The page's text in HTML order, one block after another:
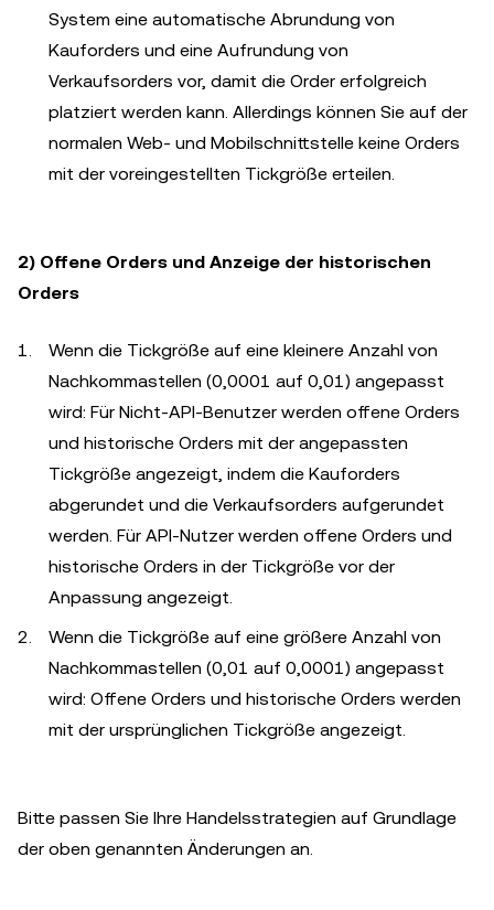
System eine automatische Abrundung von
Kauforders und eine Aufrundung von
Verkaufsorders vor, damit die Order erfolgreich
platziert werden kann. Allerdings können Sie auf der
normalen Web- und Mobilschnittstelle keine Orders
mit der voreingestellten Tickgröße erteilen.
2) Offene Orders und Anzeige der historischen
Orders
Wenn die Tickgröße auf eine kleinere Anzahl von
Nachkommastellen (0,0001 auf 0,01) angepasst
wird: Für Nicht-API-Benutzer werden offene Orders
und historische Orders mit der angepassten
Tickgröße angezeigt, indem die Kauforders
abgerundet und die Verkaufsorders aufgerundet
werden. Für API-Nutzer werden offene Orders und
historische Orders in der Tickgröße vor der
Anpassung angezeigt.
Wenn die Tickgröße auf eine größere Anzahl von
Nachkommastellen (0,01 auf 0,0001) angepasst
wird: Offene Orders und historische Orders werden
mit der ursprünglichen Tickgröße angezeigt.
Bitte passen Sie Ihre Handelsstrategien auf Grundlage
der oben genannten Änderungen an.